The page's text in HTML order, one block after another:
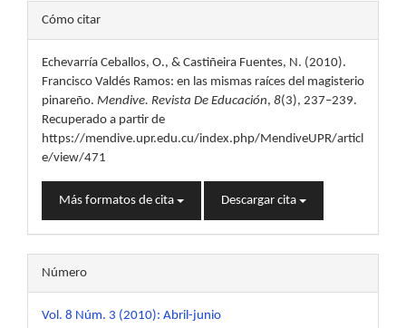
Detalles
del
artículo
Cómo citar
Echevarría Ceballos, O., & Castiñeira Fuentes, N. (2010).
Francisco Valdés Ramos: en las mismas raíces del magisterio
pinareño. Mendive. Revista De Educación, 8(3), 237–239.
Recuperado a partir de
https://mendive.upr.edu.cu/index.php/MendiveUPR/articl
e/view/471
Más formatos de cita Descargar cita
Número
Vol. 8 Núm. 3 (2010): Abril-junio